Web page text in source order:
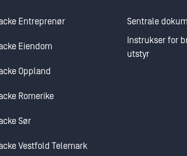
Entreprenør
Eiendom
Oppland
Romerike
Sør
Vestfold Telemark
Sentrale
Instrukser for
utstyr